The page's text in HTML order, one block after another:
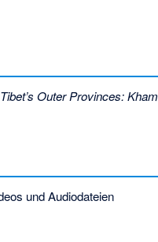
Outer Provinces: Kham
und Audiodateien